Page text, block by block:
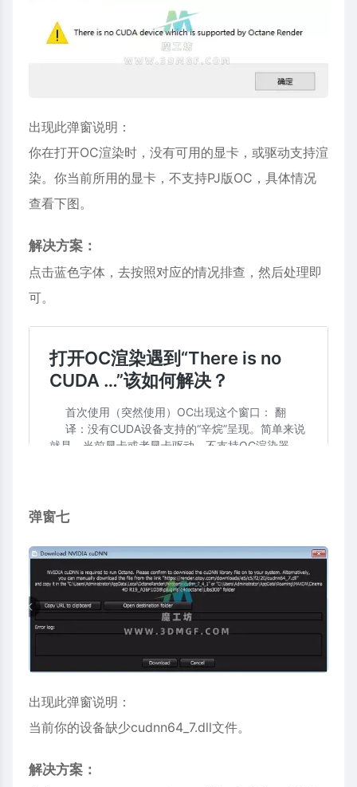
出现此弹窗说明：
你在打开OC渲染时，没有可用的显卡，或驱动支持渲
染。你当前所用的显卡，不支持PJ版OC，具体情况
查看下图。
解决方案：
点击蓝色字体，去按照对应的情况排查，然后处理即
可。
弹窗七
出现此弹窗说明：
当前你的设备缺少cudnn64_7.dll文件。
解决方案：